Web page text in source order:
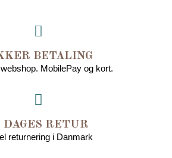
BETALING
MobilePay og kort.
DAGES RETUR
returnering i Danmark